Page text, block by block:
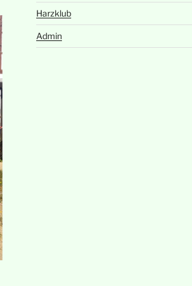
Harzklub
Admin